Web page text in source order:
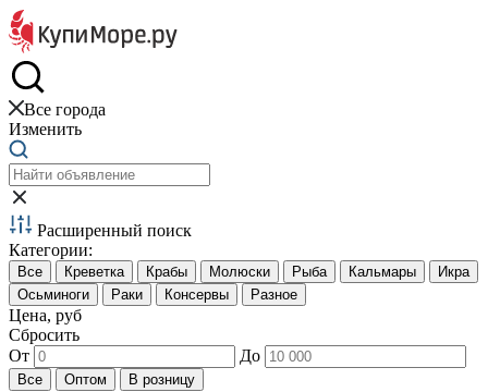
Все города
Изменить
Расширенный поиск
Категории:
Цена, руб
Сбросить
От
До